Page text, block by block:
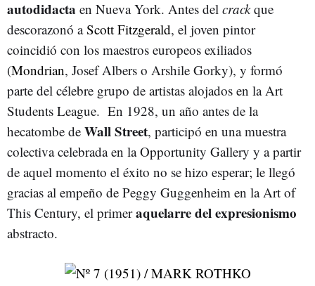
autodidacta en Nueva York. Antes del crackque
descorazonó aScott Fitzgerald, el joven pintor
coincidió con los maestros europeos exiliados
(Mondrian, Josef Albers o Arshile Gorky), y formó
parte del célebre grupo de artistas alojados en la Art
Students League. En 1928, un año antes de la
hecatombe de Wall Street, participó en una muestra
colectiva celebrada en la Opportunity Gallery y a partir
de aquel momento el éxito no se hizo esperar; le llegó
gracias al empeño de Peggy Guggenheim en la Art of
This Century, el primeraquelarre del expresionismo
abstracto.